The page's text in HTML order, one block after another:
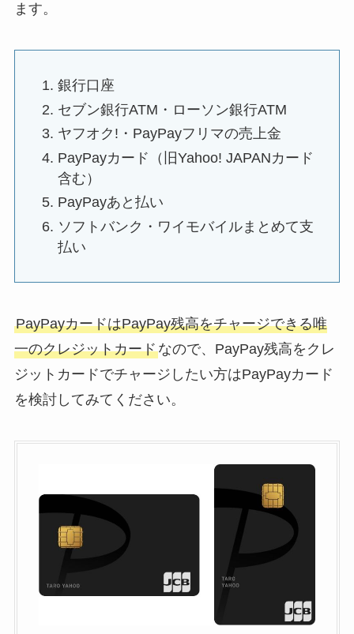
ます。
銀行口座
セブン銀行ATM・ローソン銀行ATM
ヤフオク!・PayPayフリマの売上金
PayPayカード（旧Yahoo! JAPANカード
含む）
PayPayあと払い
ソフトバンク・ワイモバイルまとめて支
払い
PayPayカードはPayPay残高をチャージできる唯
一のクレジットカードなので、PayPay残高をクレ
ジットカードでチャージしたい方はPayPayカード
を検討してみてください。